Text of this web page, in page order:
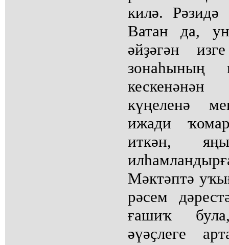
килә.
Ватан да,
әйҙәгән
зонаһының
күңеленә
ижади
иткән,
Мәктәптә
рәсем
ғашиҡ
әүәҫлеге